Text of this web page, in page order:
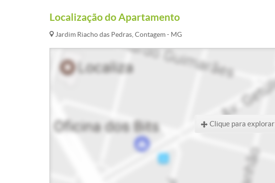
Localização do Apartamento
Jardim Riacho das Pedras, Contagem - MG
Clique para explorar